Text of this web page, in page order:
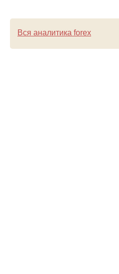
Вся аналитика forex